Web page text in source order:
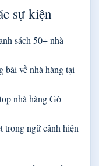
sự kiện
sách 50+ nhà
bài về nhà hàng tại
nhà hàng Gò
trong ngữ cảnh hiện